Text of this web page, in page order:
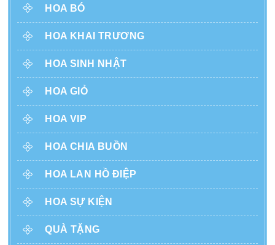
HOA BÓ
HOA KHAI TRƯƠNG
HOA SINH NHẬT
HOA GIỎ
HOA VIP
HOA CHIA BUỒN
HOA LAN HỒ ĐIỆP
HOA SỰ KIỆN
QUÀ TẶNG